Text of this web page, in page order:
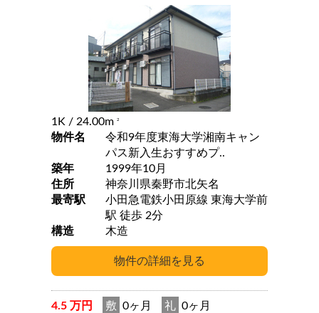
1K / 24.00m 2
物件名
令和9年度東海大学湘南キャン
パス新入生おすすめプ..
築年
1999年10月
住所
神奈川県秦野市北矢名
最寄駅
小田急電鉄小田原線 東海大学前
駅 徒歩 2分
構造
木造
4.5 万円 敷 0ヶ月 礼 0ヶ月